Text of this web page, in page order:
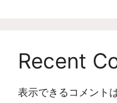
Recent
表示できるコメント